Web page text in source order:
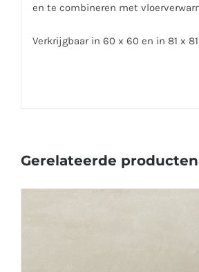
en te combineren met
Verkrijgbaar in 60 x 60 en in 81 x 81
Gerelateerde producten